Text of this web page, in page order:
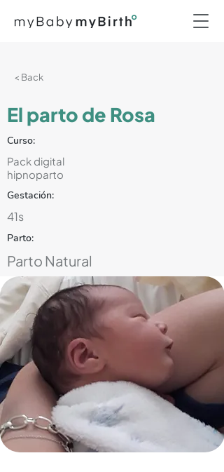
< Back
El parto de Rosa
Curso:
Pack digital
hipnoparto
Gestación:
41s
Parto:
Parto Natural